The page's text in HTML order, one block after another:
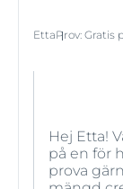
EttaProv: Gratis
Hej Etta!
på en för
prova